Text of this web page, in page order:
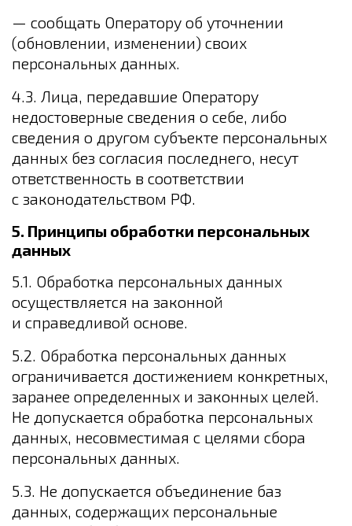
— сообщать Оператору об уточнении
(обновлении, изменении) своих
персональных данных.
4.3. Лица, передавшие Оператору
недостоверные сведения о себе, либо
сведения о другом субъекте персональных
данных без согласия последнего, несут
ответственность в соответствии
с законодательством РФ.
5. Принципы обработки персональных
данных
5.1. Обработка персональных данных
осуществляется на законной
и справедливой основе.
5.2. Обработка персональных данных
ограничивается достижением конкретных,
заранее определенных и законных целей.
Не допускается обработка персональных
данных, несовместимая с целями сбора
персональных данных.
5.3. Не допускается объединение баз
данных, содержащих персональные